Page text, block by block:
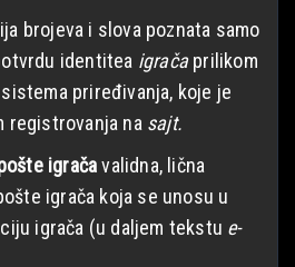
brojeva i slova poznata samo
identitea igračaprilikom
priređivanja, koje je
registrovanja na sajt.
igračavalidna, lična
igrača koja se unosu u
igrača (u daljem tekstu e-